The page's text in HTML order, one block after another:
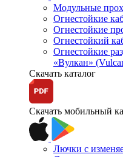
Модульные
Огнестойкие
Огнестойкие
Огнестойкий
Огнестойкие
«Вулкан»
Скачать каталог
Скачать мобильный
Лючки с